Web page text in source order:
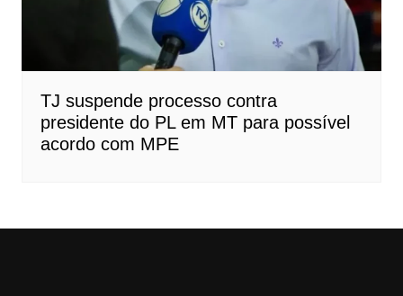
TJ suspende processo contra
presidente do PL em MT para possível
acordo com MPE